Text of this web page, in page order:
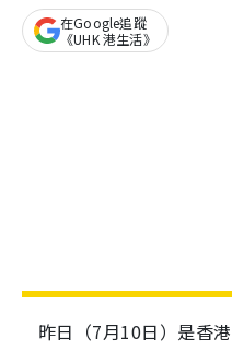
在Google追蹤
《UHK 港生活》
昨日（7月10日）是香